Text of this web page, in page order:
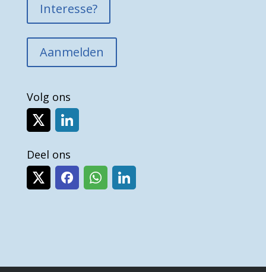
Interesse?
Aanmelden
Volg ons
Deel ons